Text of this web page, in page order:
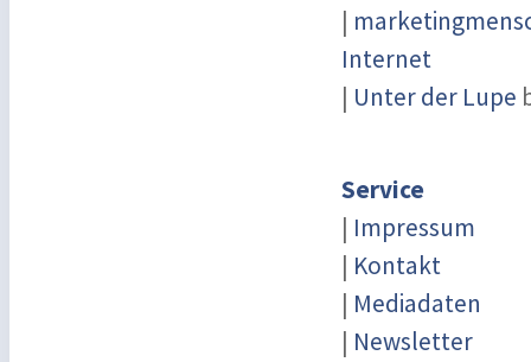
|
Internet
| Unter der Lupe
Service
| Impressum
| Kontakt
| Mediadaten
| Newsletter